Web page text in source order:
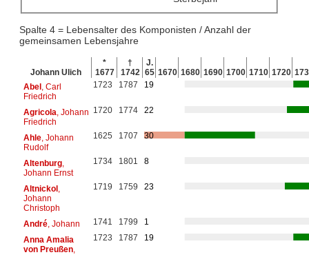
Spalte 4 = Lebensalter des Komponisten / Anzahl der
gemeinsamen Lebensjahre
Johann Ulich
*
1677
†
1742
J.
65 1670 1680 1690 1700 1710 1720
Abel, Carl
Friedrich
1723 1787 19
Agricola , Johann
Friedrich
1720 1774 22
Ahle, Johann
Rudolf
1625 1707 30
Altenburg,
Johann Ernst
1734 1801 8
Altnickol,
Johann
Christoph
1719 1759 23
André, Johann 1741 1799
1
Anna Amalia
von Preußen,
1723 1787 19